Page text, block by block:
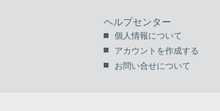
ヘルプセンター
個人情報について
アカウントを作成する
お問い合せについて